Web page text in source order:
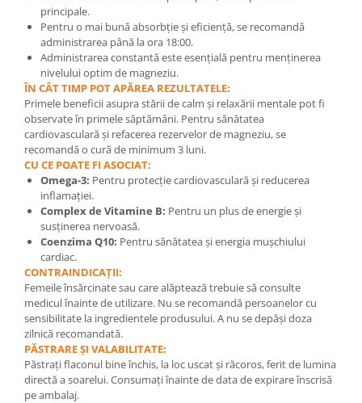
principale.
Pentru o mai bună absorbție și eficiență, se recomandă
administrarea până la ora 18:00.
Administrarea constantă este esențială pentru menținerea
nivelului optim de magneziu.
ÎN CÂT TIMP POT APĂREA REZULTATELE:
Primele beneficii asupra stării de calm și relaxării mentale pot fi
observate în primele săptămâni. Pentru sănătatea
cardiovasculară și refacerea rezervelor de magneziu, se
recomandă o cură de minimum 3 luni.
CU CE POATE FI ASOCIAT:
Omega-3: Pentru protecție cardiovasculară și reducerea
inflamației.
Complex de Vitamine B: Pentru un plus de energie și
susținerea nervoasă.
Coenzima Q10: Pentru sănătatea și energia mușchiului
cardiac.
CONTRAINDICAȚII:
Femeile însărcinate sau care alăptează trebuie să consulte
medicul înainte de utilizare. Nu se recomandă persoanelor cu
sensibilitate la ingredientele produsului. A nu se depăși doza
zilnică recomandată.
PĂSTRARE ȘI VALABILITATE:
Păstrați flaconul bine închis, la loc uscat și răcoros, ferit de lumina
directă a soarelui. Consumați înainte de data de expirare înscrisă
pe ambalaj.